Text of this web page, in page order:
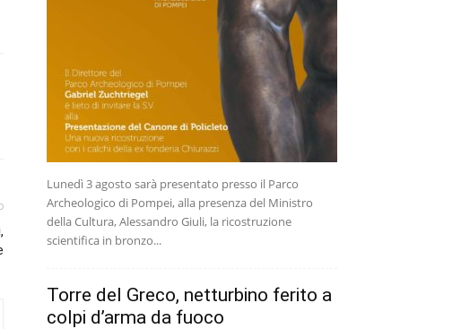
Lunedì 3 agosto sarà presentato presso il Parco
Archeologico di Pompei, alla presenza del Ministro
della Cultura, Alessandro Giuli, la ricostruzione
scientifica in bronzo...
Torre del Greco, netturbino ferito a
colpi d’arma da fuoco